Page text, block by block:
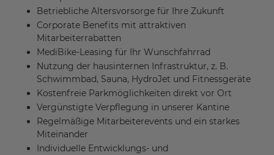
Betriebliche Altersvorsorge für Ihre Zukunft
Corporate Benefits mit attraktiven
Mitarbeiterrabatten
MediBike-Leasing für Ihr Wunschfahrrad
Nutzung der hausinternen Infrastruktur, z. B.
Schwimmbad, Sauna, HydroJet und Fitnessgeräte
Kostenfreie Parkmöglichkeiten direkt vor Ort
Vergünstigte Verpflegung in unserer Kantine
Regelmäßige Mitarbeiterevents und ein starkes
Miteinander
Individuelle Entwicklungs- und